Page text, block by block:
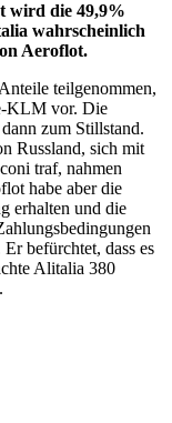
wird die 49,9%
wahrscheinlich
Aeroflot.
teilgenommen,
KLM vor. Die
zum Stillstand.
Russland, sich mit
traf, nahmen
habe aber die
erhalten und die
befürchtet, dass es
Alitalia 380